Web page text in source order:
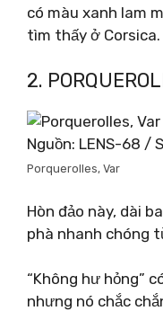
có màu xanh lam
tìm thấy ở Corsica.
2.
Nguồn: LENS-68 /
Porquerolles, Var
Hòn đảo này, dài
phà nhanh chóng
“Không hư hỏng”
nhưng nó chắc